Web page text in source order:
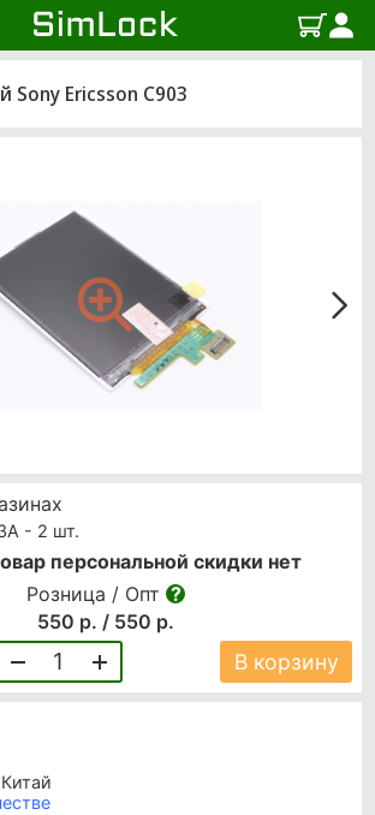
Sony Ericsson С903
- 2 шт.
персональной скидки нет
Розница / Опт
550 р. / 550 р.
1 В корзину